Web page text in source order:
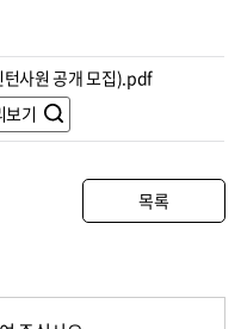
사원 공개 모집).pdf
보기
목록